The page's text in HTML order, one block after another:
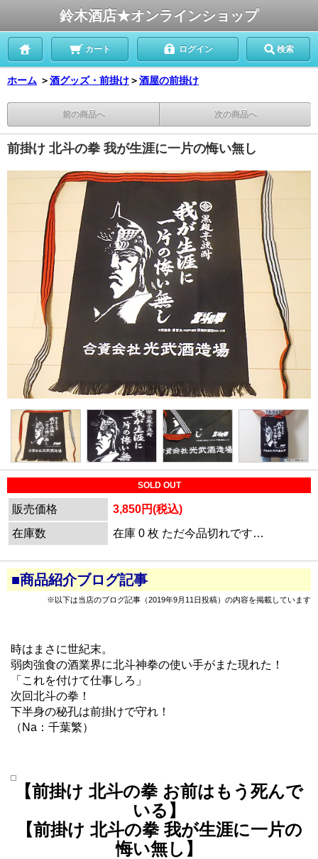
鈴木酒店★オンラインショップ
カート ログイン 検索
ホーム ＞酒グッズ・前掛け＞酒屋の前掛け
前の商品へ 次の商品へ
前掛け 北斗の拳 我が生涯に一片の悔い無し
SOLD OUT
販売価格
3,850円(税込)
在庫数
在庫 0 枚 ただ今品切れです…
■商品紹介ブログ記事
※以下は当店のブログ記事（2019年9月11日投稿）の内容を掲載しています
時はまさに世紀末。
弱肉強食の酒業界に北斗神拳の使い手がまた現れた！
「これを付けて仕事しろ」
次回北斗の拳！
下半身の秘孔は前掛けで守れ！
（Na：千葉繁）
【前掛け 北斗の拳 お前はもう死んで
いる】
【前掛け 北斗の拳 我が生涯に一片の
悔い無し】